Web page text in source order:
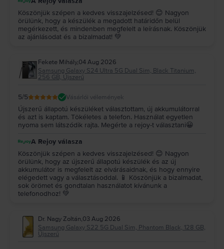
Köszönjük szépen a kedves visszajelzésed! 😊 Nagyon
örülünk, hogy a készülék a megadott határidőn belül
megérkezett, és mindenben megfelelt a leírásnak. Köszönjük
az ajánlásodat és a bizalmadat! 💚
Fekete Mihály,04 Aug 2026
Samsung Galaxy S24 Ultra 5G Dual Sim, Black Titanium,
256 GB, Újszerű
5/5 Vásárlói vélemények
Újszerű állapotú készüléket választottam, új akkumulátorral
és azt is kaptam. Tökéletes a telefon. Használat egyetlen
nyoma sem látszódik rajta. Megérte a rejoy-t választani😀
A Rejoy válasza
Köszönjük szépen a kedves visszajelzésed! 😊 Nagyon
örülünk, hogy az újszerű állapotú készülék és az új
akkumulátor is megfelelt az elvárásaidnak, és hogy ennyire
elégedett vagy a választásoddal. 📱 Köszönjük a bizalmadat,
sok örömet és gondtalan használatot kívánunk a
telefonodhoz! 💚
Dr. Nagy Zoltán,03 Aug 2026
Samsung Galaxy S22 5G Dual Sim, Phantom Black, 128 GB,
Újszerű